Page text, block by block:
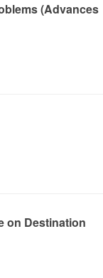
(Advances
on Destination